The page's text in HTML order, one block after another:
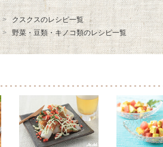
クスクスのレシピ一覧
野菜・豆類・キノコ類のレシピ一覧